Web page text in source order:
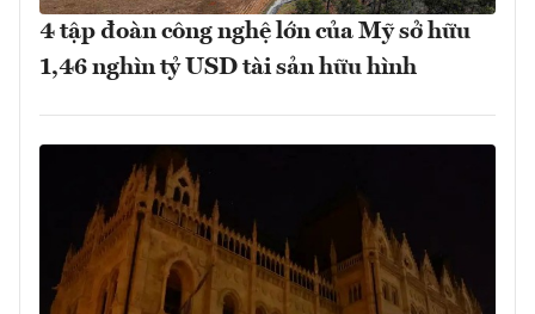
4 tập đoàn công nghệ lớn của Mỹ sở hữu
1,46 nghìn tỷ USD tài sản hữu hình